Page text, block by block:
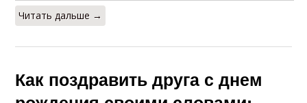
Читать дальше →
Как поздравить друга с днем